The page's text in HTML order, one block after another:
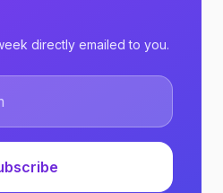
directly emailed to you.